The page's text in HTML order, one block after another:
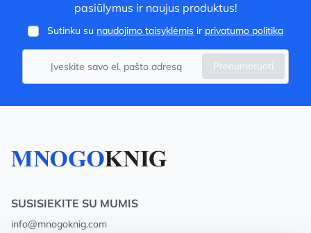
pasiūlymus ir naujus produktus!
Sutinku su naudojimo taisyklėmis ir privatumo politika
Prenumeruoti
SUSISIEKITE SU MUMIS
info@mnogoknig.com